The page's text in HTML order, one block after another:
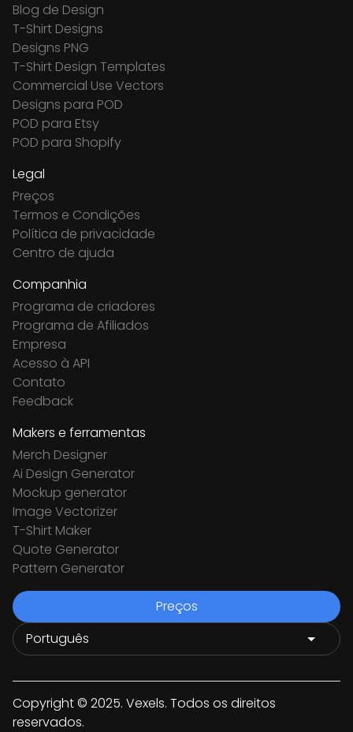
Blog de Design
T-Shirt Designs
Designs PNG
T-Shirt Design Templates
Commercial Use Vectors
Designs para POD
POD para Etsy
POD para Shopify
Legal
Preços
Termos e Condições
Política de privacidade
Centro de ajuda
Companhia
Programa de criadores
Programa de Afiliados
Empresa
Acesso à API
Contato
Feedback
Makers e ferramentas
Merch Designer
Ai Design Generator
Mockup generator
Image Vectorizer
T-Shirt Maker
Quote Generator
Pattern Generator
Preços
Copyright © 2025. Vexels. Todos os direitos
reservados.